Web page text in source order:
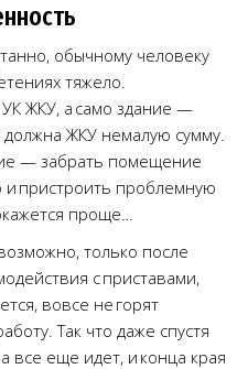
обычному человеку
тяжело.
ЖКУ, а само здание —
должна ЖКУ немалую сумму.
— забрать помещение
и пристроить проблемную
проще…
только после
с приставами,
вовсе не горят
Так что даже спустя
все еще идет, и конца края